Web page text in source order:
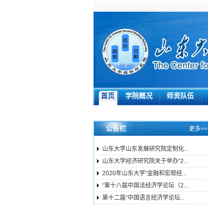
首页 学院概况 师资队伍
公告栏 更多>>
山东大学山东发展研究院定制化...
山东大学经济研究院关于举办“2...
2020年山东大学“金融和宏观经...
“第十八届中国法经济学论坛（2...
第十二届“中国语言经济学论坛...